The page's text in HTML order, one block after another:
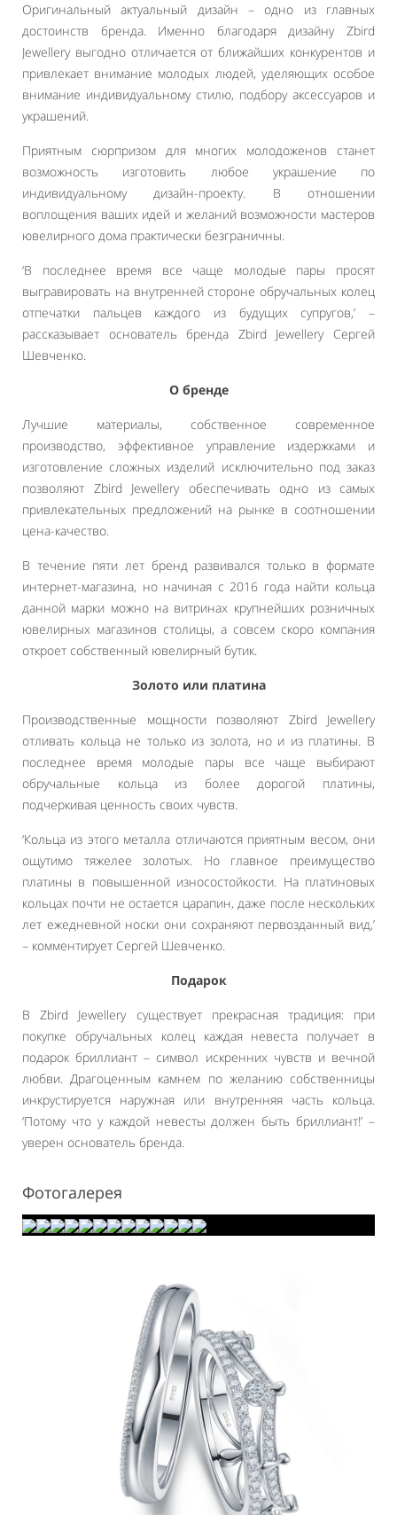
Оригинальный актуальный дизайн – одно из главных
достоинств бренда. Именно благодаря дизайну Zbird
Jewellery выгодно отличается от ближайших конкурентов и
привлекает внимание молодых людей, уделяющих особое
внимание индивидуальному стилю, подбору аксессуаров и
украшений.
Приятным сюрпризом для многих молодоженов станет
возможность изготовить любое украшение по
индивидуальному дизайн-проекту. В отношении
воплощения ваших идей и желаний возможности мастеров
ювелирного дома практически безграничны.
‘В последнее время все чаще молодые пары просят
выгравировать на внутренней стороне обручальных колец
отпечатки пальцев каждого из будущих супругов,’ –
рассказывает основатель бренда Zbird Jewellery Сергей
Шевченко.
О бренде
Лучшие материалы, собственное современное
производство, эффективное управление издержками и
изготовление сложных изделий исключительно под заказ
позволяют Zbird Jewellery обеспечивать одно из самых
привлекательных предложений на рынке в соотношении
цена-качество.
В течение пяти лет бренд развивался только в формате
интернет-магазина, но начиная с 2016 года найти кольца
данной марки можно на витринах крупнейших розничных
ювелирных магазинов столицы, а совсем скоро компания
откроет собственный ювелирный бутик.
Золото или платина
Производственные мощности позволяют Zbird Jewellery
отливать кольца не только из золота, но и из платины. В
последнее время молодые пары все чаще выбирают
обручальные кольца из более дорогой платины,
подчеркивая ценность своих чувств.
‘Кольца из этого металла отличаются приятным весом, они
ощутимо тяжелее золотых. Но главное преимущество
платины в повышенной износостойкости. На платиновых
кольцах почти не остается царапин, даже после нескольких
лет ежедневной носки они сохраняют первозданный вид,’
– комментирует Сергей Шевченко.
Подарок
В Zbird Jewellery существует прекрасная традиция: при
покупке обручальных колец каждая невеста получает в
подарок бриллиант – символ искренних чувств и вечной
любви. Драгоценным камнем по желанию собственницы
инкрустируется наружная или внутренняя часть кольца.
‘Потому что у каждой невесты должен быть бриллиант!’ –
уверен основатель бренда.
Фотогалерея